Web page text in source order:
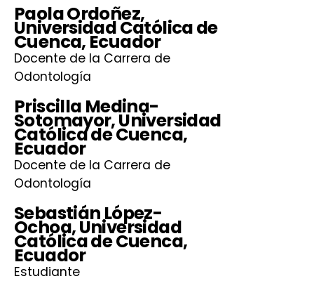
Paola Ordoñez,
Universidad Católica de
Cuenca, Ecuador
Docente de la Carrera de
Odontología
Priscilla Medina-
Sotomayor,Universidad
Católica de Cuenca,
Ecuador
Docente de la Carrera de
Odontología
Sebastián López-
Ochoa,Universidad
Católica de Cuenca,
Ecuador
Estudiante